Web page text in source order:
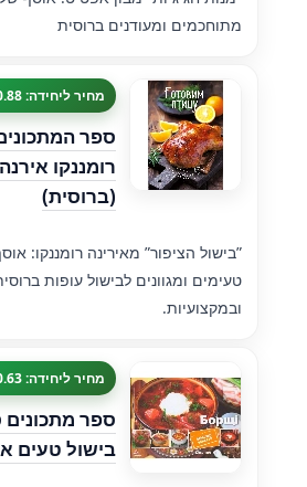
מתוחכמים ומעודנים ברוסית
מחיר ליחידה: 0.88 ILS
ספר
רומננקו
(ברוסית)
”בישול הציפור” מאירינה רומננקו:
טעימים ומגוונים לבישול עופות
ובמקצועיות.
מחיר ליחידה: 0.63 ILS
ספר
בישול טעים